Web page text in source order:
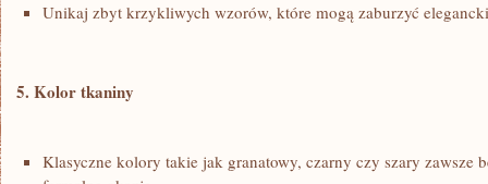
Unikaj ​zbyt krzykliwych wzorów, które mogą zaburzyć
5. Kolor‌ tkaniny
Klasyczne⁣ kolory takie jak granatowy, czarny ‌czy szary zawsze